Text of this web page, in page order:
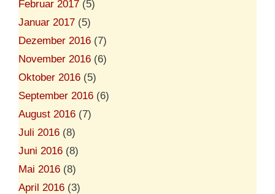
Februar 2017 (5)
Januar 2017 (5)
Dezember 2016 (7)
November 2016 (6)
Oktober 2016 (5)
September 2016 (6)
August 2016 (7)
Juli 2016 (8)
Juni 2016 (8)
Mai 2016 (8)
April 2016 (3)